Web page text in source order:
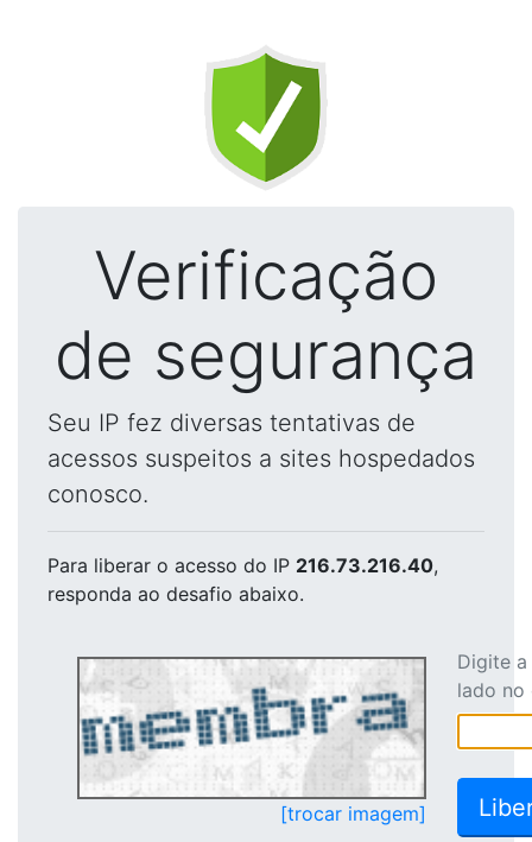
Verificação
de segurança
Seu IP fez diversas tentativas de
acessos suspeitos a sites hospedados
conosco.
Para liberar o acesso do IP 216.73.216.40,
responda ao desafio abaixo.
[trocar imagem]
Digite
lado no